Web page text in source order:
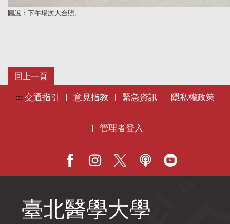
圖說： 下午場次大合照。
:::交通指引 | 意見指教 | 緊急資訊 | 隱私權政策
| 管理者登入
Facebook Podcast
臺北醫學大學